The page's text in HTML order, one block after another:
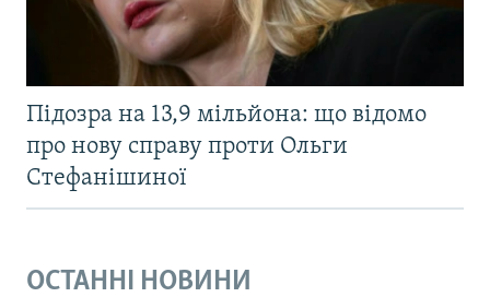
Підозра на 13,9 мільйона: що відомо
про нову справу проти Ольги
Стефанішиної
ОСТАННІ НОВИНИ